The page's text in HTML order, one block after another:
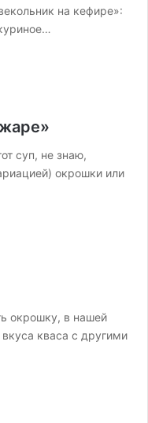
на кефире»:
суп, не знаю,
окрошки или
окрошку, в нашей
кваса с другими